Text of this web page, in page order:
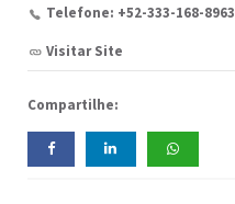
Telefone: +52-333-168-8963
Visitar Site
Compartilhe: